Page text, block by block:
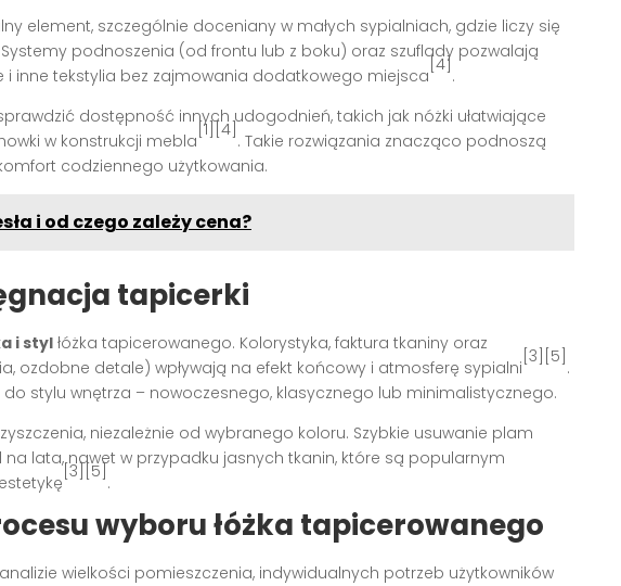
element, szczególnie doceniany w małych sypialniach, gdzie liczy się
Systemy podnoszenia (od frontu lub z boku) oraz szuflady pozwalają
i inne tekstylia bez zajmowania dodatkowego miejsca
[4]
.
dostępność innych udogodnień, takich jak nóżki ułatwiające
w konstrukcji mebla
[1][4]
. Takie rozwiązania znacząco podnoszą
codziennego użytkowania.
i od czego zależy cena?
tapicerki
i stylłóżka tapicerowanego. Kolorystyka, faktura tkaniny oraz
ozdobne detale) wpływają na efekt końcowy i atmosferę sypialni
[3][5]
.
stylu wnętrza – nowoczesnego, klasycznego lub minimalistycznego.
niezależnie od wybranego koloru. Szybkie usuwanie plam
lata, nawet w przypadku jasnych tkanin, które są popularnym
[3][5]
.
wyboru łóżka tapicerowanego
wielkości pomieszczenia, indywidualnych potrzeb użytkowników